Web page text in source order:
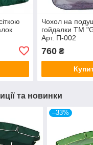
Чохол на
гойдалки ТМ
Арт. П-002
760₴
та новинки
–33%